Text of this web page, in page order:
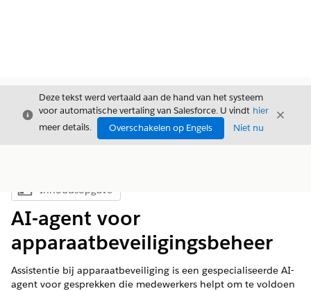
Sluiten
Deze tekst werd vertaald aan de hand van het systeem
voor automatische vertaling van Salesforce. U vindt hier
meer details.
Overschakelen op Engels Niet nu
Sluiten
Inhoudsopgave weergeven
Inhoudsopgave
AI-agent voor
apparaatbeveiligingsbeheer
Assistentie bij apparaatbeveiliging is een gespecialiseerde AI-
agent voor gesprekken die medewerkers helpt om te voldoen